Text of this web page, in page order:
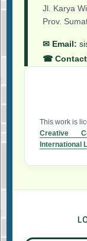
Jl. Karya
Prov.
✉ Email:
☎
This work is
Creative
International